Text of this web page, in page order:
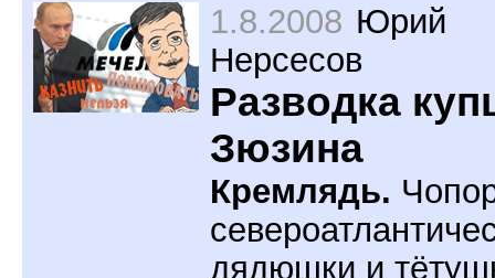
1.8.2008 Юрий
Нерсесов
Разводка
Зюзина
Кремлядь.
дядюшки и